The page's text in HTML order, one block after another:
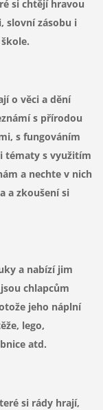
si chtějí hravou
slovní zásobu i
o věci a dění
s přírodou
s fungováním
tématy s využitím
a nechte v nich
a zkoušení si
a nabízí jim
chlapcům
jeho náplní
lego,
atd.
si rády hrají,